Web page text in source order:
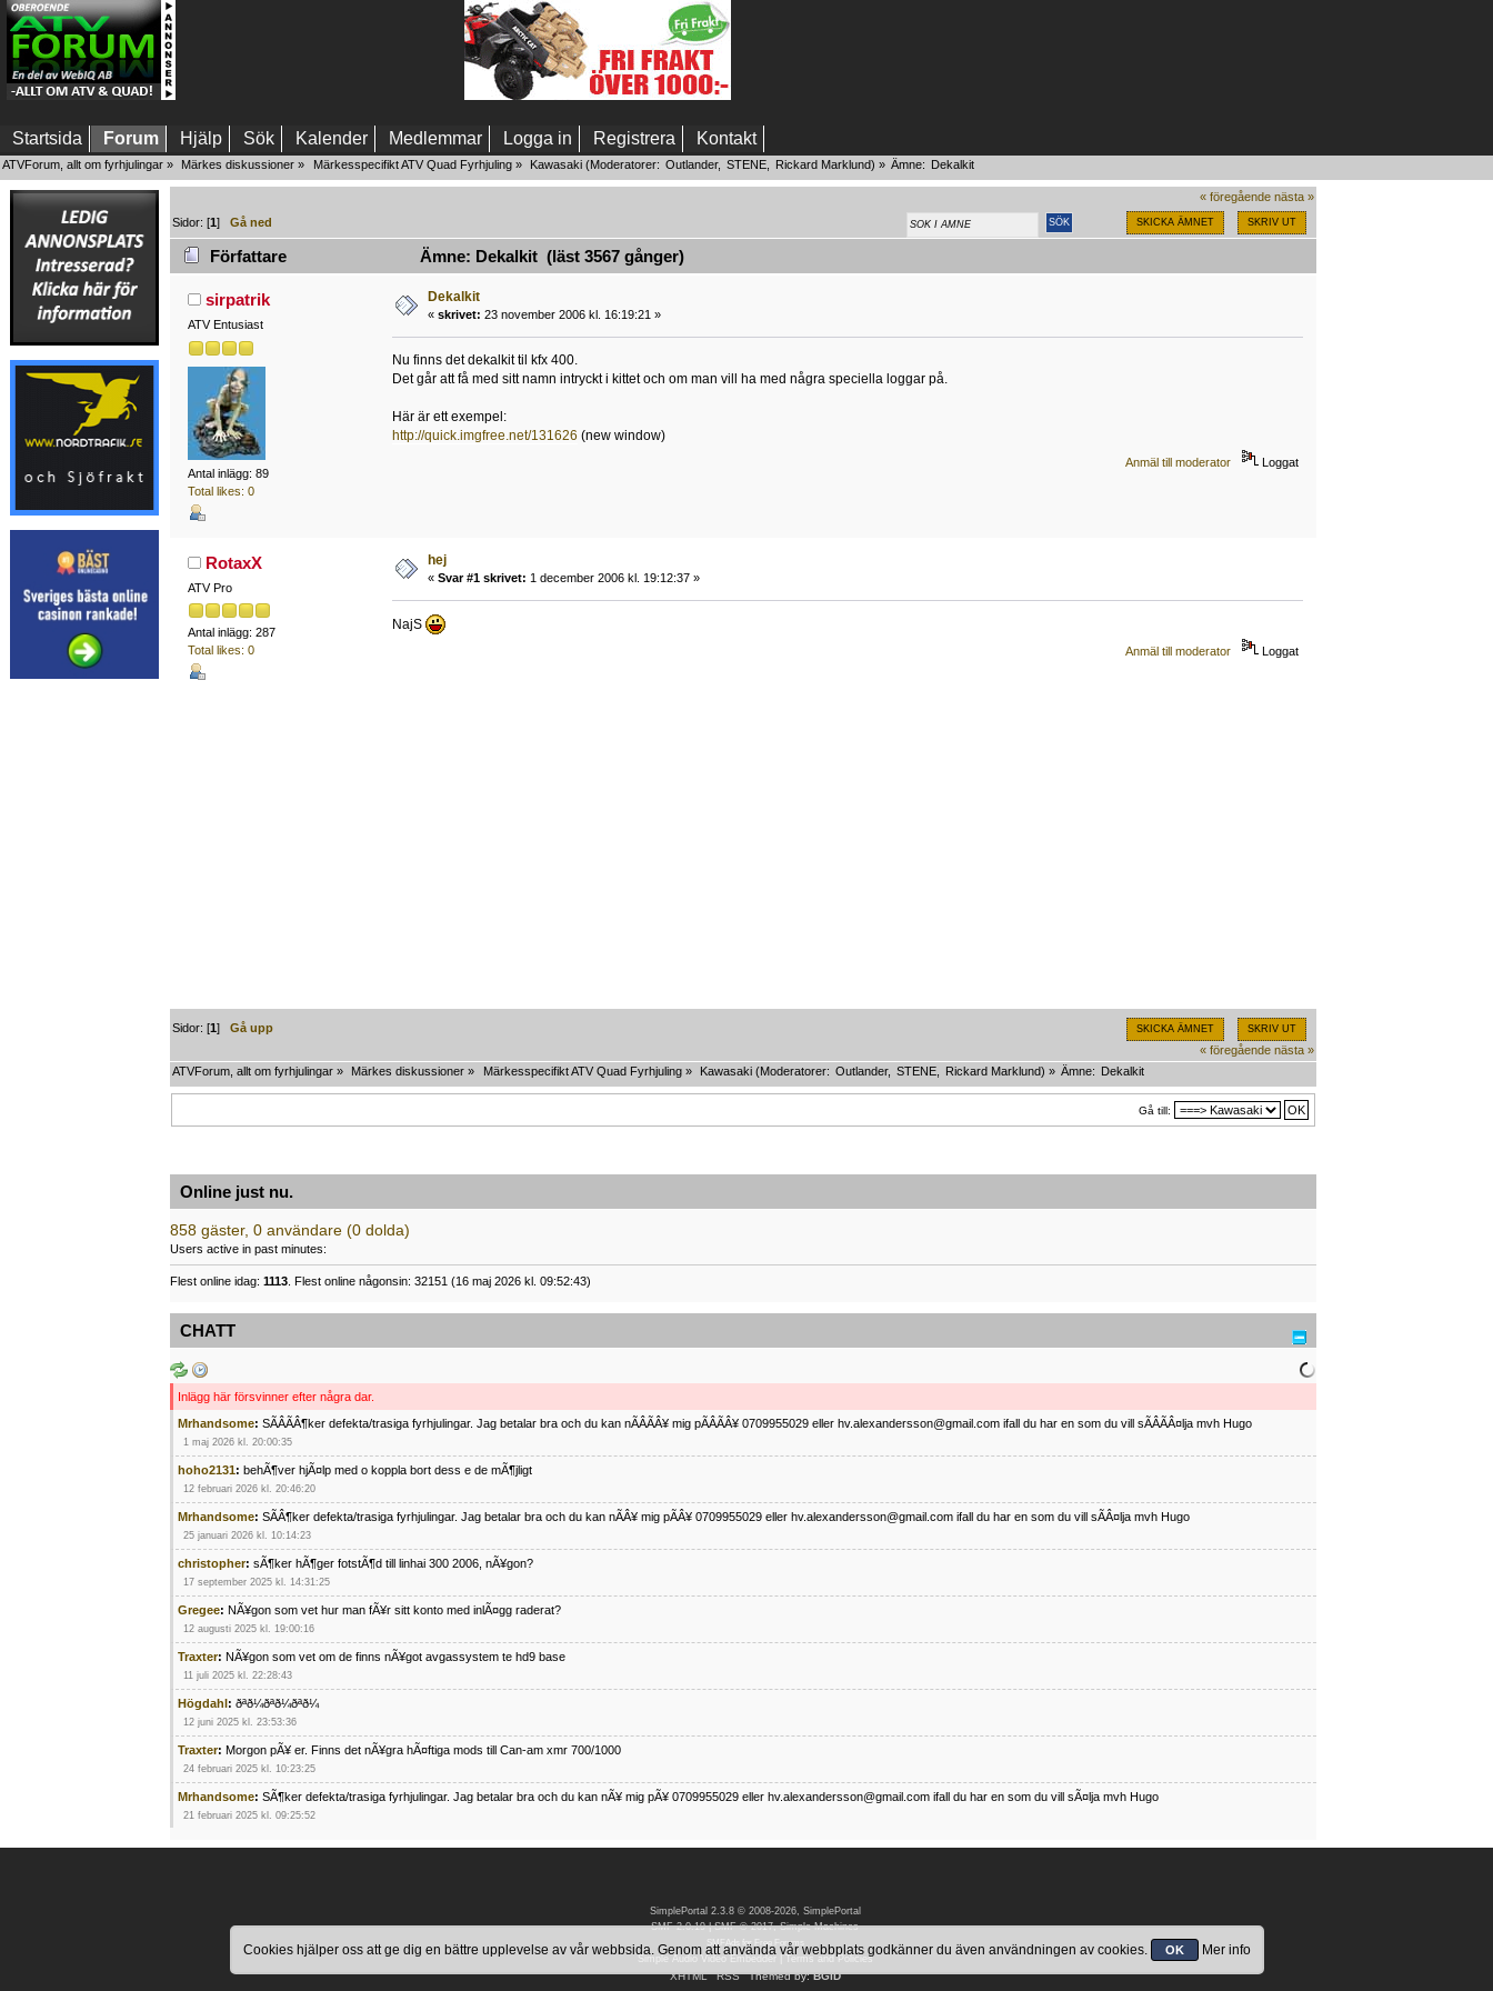
Startsida Forum Hjälp Sök Kalender Medlemmar Logga in Registrera Kontakt
ATVForum, allt om fyrhjulingar » Märkes diskussioner » Märkesspecifikt ATV Quad Fyrhjuling» Kawasaki(Moderatorer: Outlander, STENE, Rickard Marklund) » Ämne: Dekalkit
« föregående nästa »
SKICKA ÄMNET SKRIV UT
Sidor: [1]Gå ned
Författare Ämne: Dekalkit (läst 3567 gånger)
sirpatrik
ATV Entusiast
Antal inlägg: 89
Total likes: 0
Dekalkit
« skrivet: 23 november 2006 kl. 16:19:21 »
Nu finns det dekalkit til kfx 400.
Det går att få med sitt namn intryckt i kittet och om man vill ha med några speciella loggar på.
Här är ett exempel:
http://quick.imgfree.net/131626 (new window)
Anmäl till moderator Loggat
RotaxX
ATV Pro
Antal inlägg: 287
Total likes: 0
hej
« Svar #1 skrivet: 1 december 2006 kl. 19:12:37 »
NajS
Anmäl till moderator Loggat
SKICKA ÄMNET SKRIV UT
Sidor: [1]Gå upp
« föregående nästa »
ATVForum, allt om fyrhjulingar » Märkes diskussioner » Märkesspecifikt ATV Quad Fyrhjuling» Kawasaki(Moderatorer: Outlander, STENE, Rickard Marklund) » Ämne: Dekalkit
Gå till:
Online just nu.
858 gäster, 0 användare (0 dolda)
Users active in past minutes:
Flest online idag: 1113 . Flest online någonsin: 32151 (16 maj 2026 kl. 09:52:43)
CHATT
Inlägg här försvinner efter några dar.
Mrhandsome: SÃÂÃÂ¶ker defekta/trasiga fyrhjulingar. Jag betalar bra och du kan nÃÂÃÂ¥ mig pÃÂÃÂ¥ 0709955029 eller hv.alexandersson@gmail.com ifall du har en som du vill sÃÂÃÂ¤lja mvh Hugo
1 maj 2026 kl. 20:00:35
hoho2131: behÃ¶ver hjÃ¤lp med o koppla bort dess e de mÃ¶jligt
12 februari 2026 kl. 20:46:20
Mrhandsome: SÃÂ¶ker defekta/trasiga fyrhjulingar. Jag betalar bra och du kan nÃÂ¥ mig pÃÂ¥ 0709955029 eller hv.alexandersson@gmail.com ifall du har en som du vill sÃÂ¤lja mvh Hugo
25 januari 2026 kl. 10:14:23
christopher: sÃ¶ker hÃ¶ger fotstÃ¶d till linhai 300 2006, nÃ¥gon?
17 september 2025 kl. 14:31:25
Gregee: NÃ¥gon som vet hur man fÃ¥r sitt konto med inlÃ¤gg raderat?
12 augusti 2025 kl. 19:00:16
Traxter: NÃ¥gon som vet om de finns nÃ¥got avgassystem te hd9 base
11 juli 2025 kl. 22:28:43
Högdahl: ðªð¼ðªð¼ðªð¼
12 juni 2025 kl. 23:53:36
Traxter: Morgon pÃ¥ er. Finns det nÃ¥gra hÃ¤ftiga mods till Can-am xmr 700/1000
24 februari 2025 kl. 10:23:25
Mrhandsome: SÃ¶ker defekta/trasiga fyrhjulingar. Jag betalar bra och du kan nÃ¥ mig pÃ¥ 0709955029 eller hv.alexandersson@gmail.com ifall du har en som du vill sÃ¤lja mvh Hugo
21 februari 2025 kl. 09:25:52
15 januari 2025 kl. 23:49:44
SÃÂ¶ker defekta/trasiga fyrhjulingar. Jag betalar bra och du kan nÃÂ¥ mig pÃÂ¥ 0709955029 eller hv.alexandersson@gmail.com ifall du har en som du vill sÃÂ¤lja mvh Hugo
SimplePortal 2.3.8 © 2008-2026, SimplePortal
SMF 2.0.19|SMF © 2017,Simple Machines
SMFAds for Free Forums
Simple Audio Video Embedder Terms and Policies
XHTML RSS Themed by:BGID
Cookies hjälper oss att ge dig en bättre upplevelse av vår webbsida. Genom att använda vår webbplats godkänner du även användningen av cookies. OK Mer info